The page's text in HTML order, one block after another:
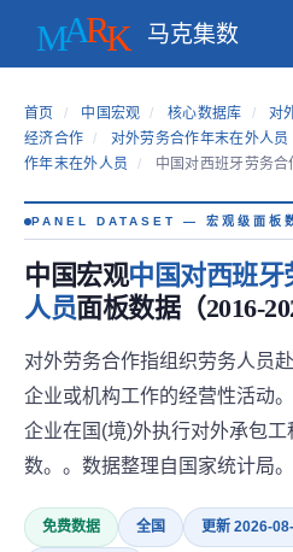
马克集数
首页 / 中国宏观 / 核心数据库 / 对
经济合作 / 对外劳务合作年末在外人员
作年末在外人员
/ 中国对西班牙劳务
PANEL DATASET — 宏观级面板
中国宏观中国对西班牙
人员面板数据（2016-
对外劳务合作指组织劳务人员
企业或机构工作的经营性活动
企业在国(境)外执行对外承包
数。。数据整理自国家统计局。
免费数据 全国 更新 2026-